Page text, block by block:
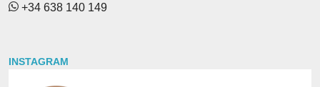
+34 638 140 149
INSTAGRAM